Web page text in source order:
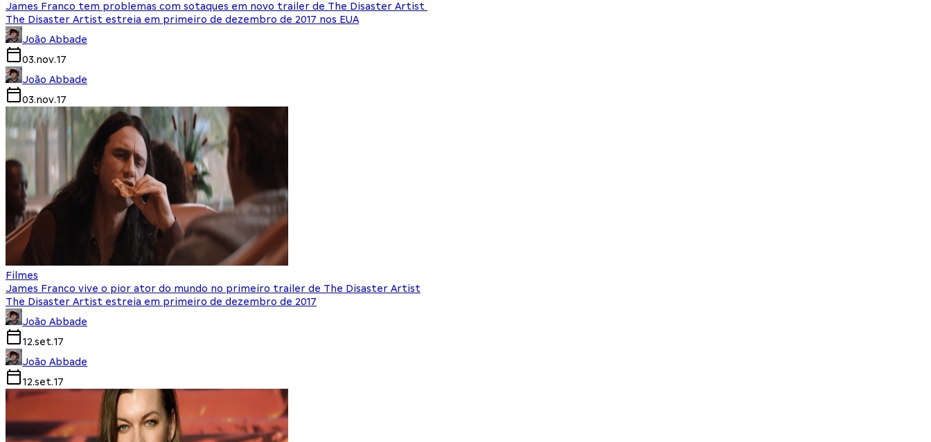
James Franco tem problemas com sotaques em novo trailer de The Disaster Artist
The Disaster Artist estreia em primeiro de dezembro de 2017 nos EUA
João Abbade
03.nov.17
João Abbade
03.nov.17
Filmes
James Franco vive o pior ator do mundo no primeiro trailer de The Disaster Artist
The Disaster Artist estreia em primeiro de dezembro de 2017
João Abbade
12.set.17
João Abbade
12.set.17